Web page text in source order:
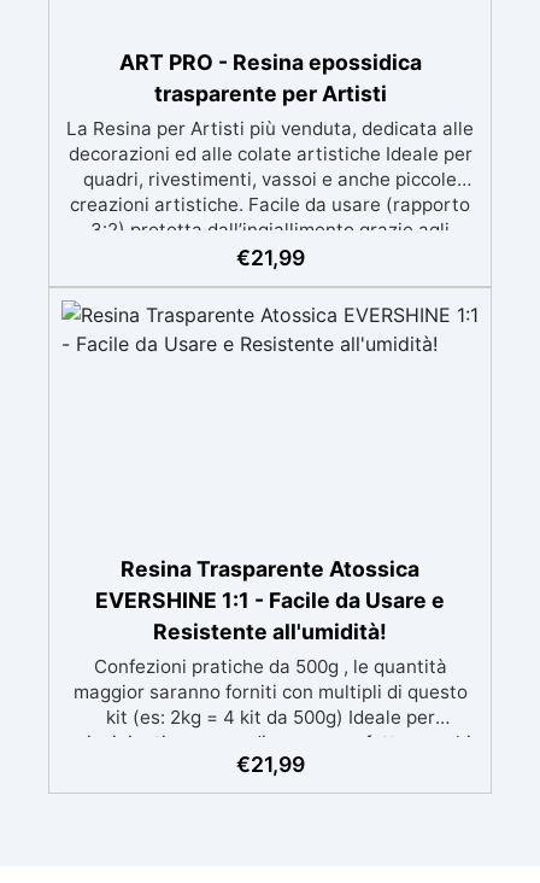
ART PRO - Resina epossidica
trasparente per Artisti
La Resina per Artisti più venduta, dedicata alle
decorazioni ed alle colate artistiche Ideale per
quadri, rivestimenti, vassoi e anche piccole
creazioni artistiche. Facile da usare (rapporto
3:2) protetta dall’ingiallimento grazie agli
speciali filtri UV Formula densa : non cola via,
in 12-24h garantendo una superficie lucida e
brillante
€21,99
Resina Trasparente Atossica
EVERSHINE 1:1 - Facile da Usare e
Resistente all'umidità!
Confezioni pratiche da 500g , le quantità
maggior saranno forniti con multipli di questo
kit (es: 2kg = 4 kit da 500g) Ideale per
principianti: a prova di errore, perfetta per chi
inizia. Sempre lucida: garantisce una finitura
brillante e uniforme in ogni condizione.
€21,99